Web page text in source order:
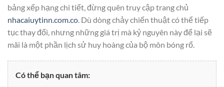
bảng xếp hạng chi tiết, đừng quên truy cập trang chủ
nhacaiuytinn.com.co . Dù dòng chảy chiến thuật có thể tiếp
tục thay đổi, nhưng những giá trị mà kỷ nguyên này để lại sẽ
mãi là một phần lịch sử huy hoàng của bộ môn bóng rổ.
Có thể bạn quan tâm: